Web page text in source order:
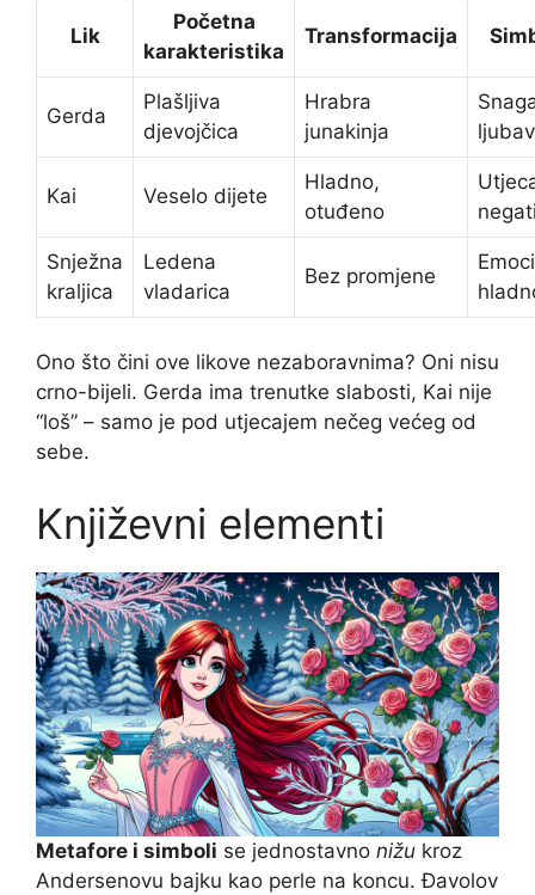
Lik
Početna
karakteristika
Transformacija
Gerda
Plašljiva
djevojčica
Hrabra
junakinja
Kai Veselo dijete
Hladno,
otuđeno
Snježna
kraljica
Ledena
vladarica
Bez promjene
Ono što čini ove likove nezaboravnima? Oni nisu
crno-bijeli. Gerda ima trenutke slabosti, Kai nije
“loš” – samo je pod utjecajem nečeg većeg od
sebe.
Književni elementi
Metafore i simboli se jednostavno nižu kroz
Andersenovu bajku kao perle na koncu. Đavolov